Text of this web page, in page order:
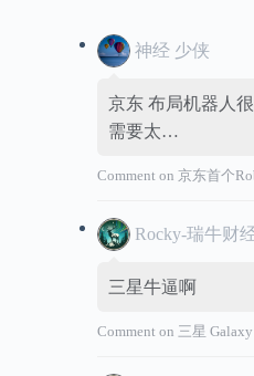
神经 少侠
京东 布局机器人
需要太…
Comment on京东首个RoboBase落
Rocky-瑞牛财
三星牛逼啊
Comment on 三星 Galaxy S26 Ultra